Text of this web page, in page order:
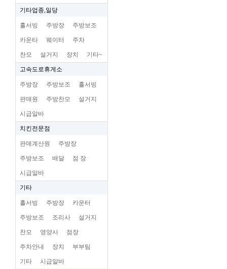
기타업종,일당
홀서빙 주방장 주방보조
카운타 웨이터 주차
찬모 설거지 장치 기타~
고속도로휴게소
주방장 주방보조 홀서빙
판매원 주방찬모 설거지
시급알바
치킨전문점
판매계산원 주방장
주방보조 배달 점 장
시급알바
기타
홀서빙 주방장 카운터
주방보조 조리사 설거지
찬모 영양사 점장
주차안내 장치 부부팀
기타 시급알바